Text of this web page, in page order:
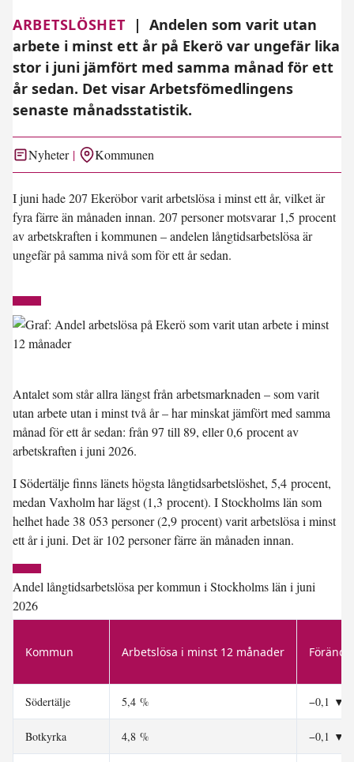
ARBETSLÖSHET |
Andelen som varit utan
arbete i minst ett år på Ekerö var ungefär lika
stor i juni jämfört med samma månad för ett
år sedan. Det visar Arbetsfömedlingens
senaste månadsstatistik.
Nyheter Kommunen
I juni hade 207 Ekeröbor varit arbetslösa i minst ett år, vilket är
fyra färre än månaden innan. 207 personer motsvarar 1,5 procent
av arbetskraften i kommunen – andelen långtidsarbetslösa är
ungefär på samma nivå som för ett år sedan.
Antalet som står allra längst från arbetsmarknaden – som varit
utan arbete utan i minst två år – har minskat jämfört med samma
månad för ett år sedan: från 97 till 89, eller 0,6 procent av
arbetskraften i juni 2026.
ISödertäljefinns länets högsta långtidsarbetslöshet, 5,4 procent,
medanVaxholmhar lägst (1,3 procent). I Stockholms län som
helhet hade 38 053 personer (2,9 procent) varit arbetslösa i minst
ett år i juni. Det är 102 personer färre än månaden innan.
Andel långtidsarbetslösa per kommun i Stockholms län i juni
2026
Kommun Arbetslösa i minst 12 månader
Södertälje 5,4 % −0,1 ▼
Botkyrka 4,8 % −0,1 ▼